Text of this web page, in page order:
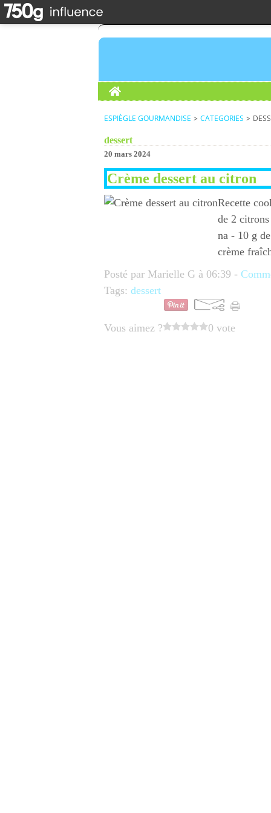
Home
ESPIÈGLE GOURMANDISE > CATEGORIES >
dessert
20 mars 2024
Crème dessert au citron
Recette
de 2
na - 10 g
crème
Posté par Marielle G à 06:39 -
Tags: dessert
Vous aimez ? 0 vote